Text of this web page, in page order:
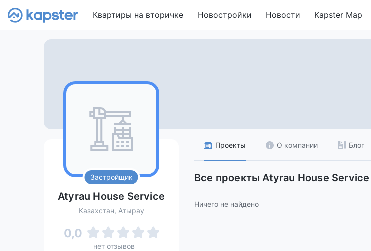
Квартиры на вторичке Новостройки Новости Kapster Map
Застройщик
Atyrau House Service
Казахстан, Атырау
0,0
нет отзывов
Проекты О компании Блог
Все проекты Atyrau House Service
Ничего не найдено